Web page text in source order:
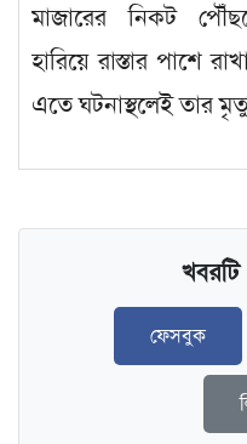
মাজারের নিকট
হারিয়ে রাস্তার পাশে
এতে ঘটনাস্থলেই তার
ফেসবুক